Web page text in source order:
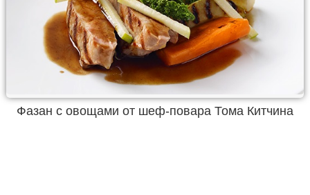
Фазан с овощами от шеф-повара Тома Китчина